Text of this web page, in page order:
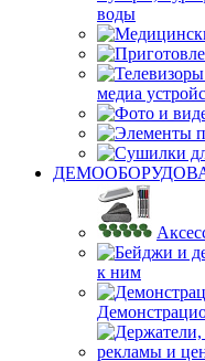
воды
медиа
к ним